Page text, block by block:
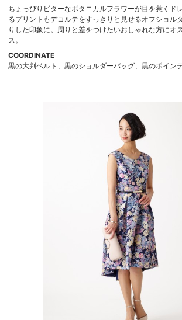
ちょっぴりビターなボタニカルフラワーが目を惹くド
るプリントもデコルテをすっきりと見せるオフショル
りした印象に。周りと差をつけたいおしゃれな方にオ
ス。
COORDINATE
黒の大判ベルト、黒のショルダーバッグ、黒のポイン